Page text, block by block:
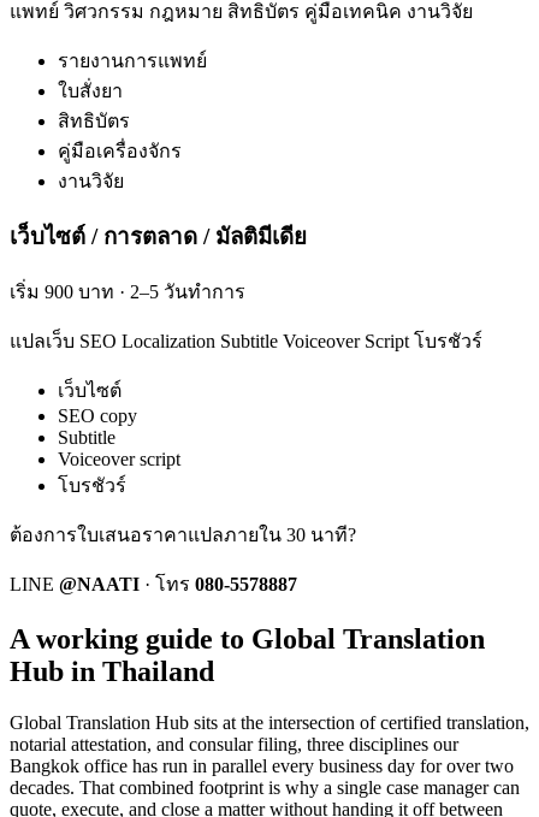
แพทย์ วิศวกรรม กฎหมาย สิทธิบัตร คู่มือเทคนิค งานวิจัย
รายงานการแพทย์
ใบสั่งยา
สิทธิบัตร
คู่มือเครื่องจักร
งานวิจัย
เว็บไซต์ / การตลาด / มัลติมีเดีย
เริ่ม 900 บาท · 2–5 วันทำการ
แปลเว็บ SEO Localization Subtitle Voiceover Script โบรชัวร์
เว็บไซต์
SEO copy
Subtitle
Voiceover script
โบรชัวร์
ต้องการใบเสนอราคาแปลภายใน 30 นาที?
LINE @NAATI · โทร 080-5578887
A working guide to Global Translation
Hub in Thailand
Global Translation Hub sits at the intersection of certified translation,
notarial attestation, and consular filing, three disciplines our
Bangkok office has run in parallel every business day for over two
decades. That combined footprint is why a single case manager can
quote, execute, and close a matter without handing it off between